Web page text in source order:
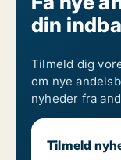
din
Tilmeld dig
om nye
nyheder fra
Tilmeld